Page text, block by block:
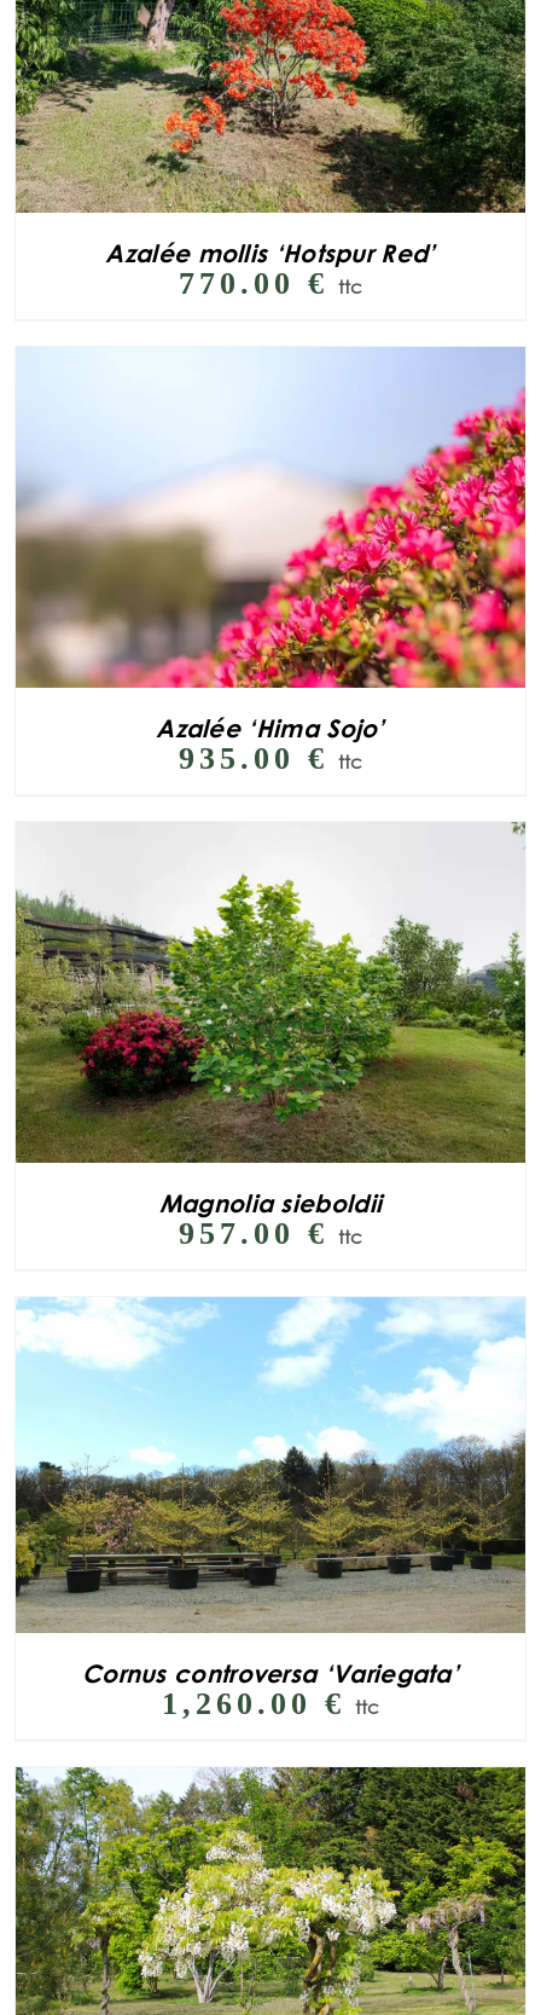
Azalée mollis ‘Hotspur Red’
770.00 € ttc
Azalée ‘Hima Sojo’
935.00 € ttc
Magnolia sieboldii
957.00 € ttc
Cornus controversa ‘Variegata’
1,260.00 € ttc